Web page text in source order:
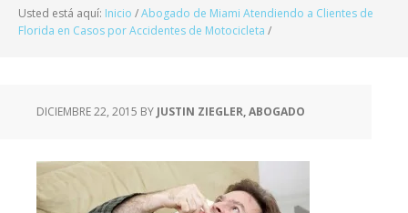
Usted está aquí: Inicio /Abogado de Miami Atendiendo a Clientes de
Florida en Casos por Accidentes de Motocicleta /
DICIEMBRE 22, 2015 BY JUSTIN ZIEGLER, ABOGADO